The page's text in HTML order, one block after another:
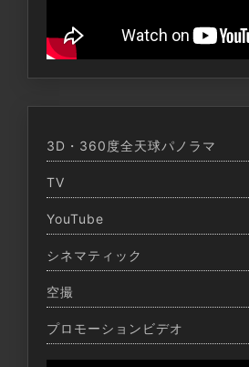
送
3D・360度全天球パノラマ
TV
YouTube
シネマティック
空撮
プロモーションビデオ